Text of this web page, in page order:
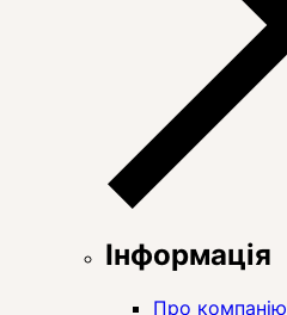
Інформація
Про компанію